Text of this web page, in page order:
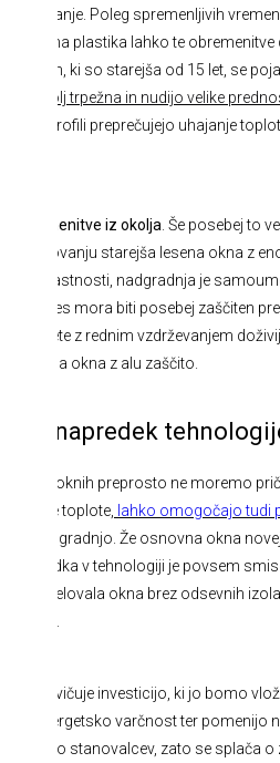
sevanje. Poleg spremenljivih
plastika lahko te
oknih, ki so starejša od 15 let, se
bolj trpežna in nudijo velike
PVC profili preprečujejo uhajanje
obremenitve iz okolja. Še posebej to
stanovanju starejša lesena okna z
slabe lastnosti, nadgradnja je
Les mora biti posebej zaščiten
kvalitete z rednim vzdrževanjem
lesena okna z alu zaščito.
napredek
oknih preprosto ne moremo
toplote
lahko omogočajo tudi
nadgradnjo. Že osnovna okna
napredka v tehnologiji je povsem
izdelovala okna brez odsevnih
upravičuje investicijo, ki jo bomo
energetsko varčnost ter pomenijo
stanovalcev, zato se splača